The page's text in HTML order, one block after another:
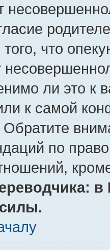
что
ли это к
к самой
Обратите
по